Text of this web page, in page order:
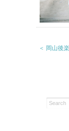
＜ 岡山後